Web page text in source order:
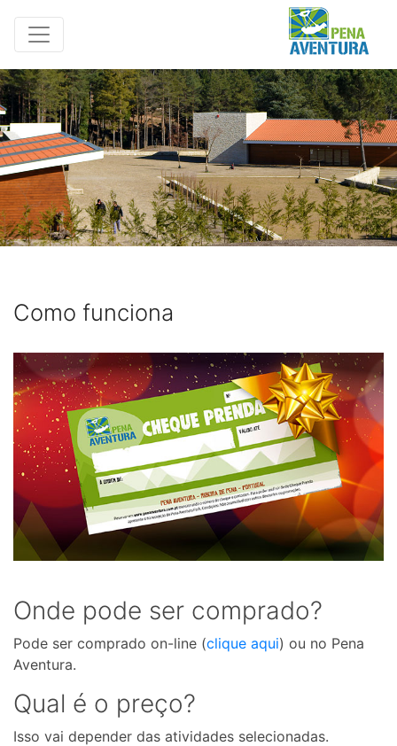
Como funciona
Onde pode ser comprado?
Pode ser comprado on-line (clique aqui) ou no Pena
Aventura.
Qual é o preço?
Isso vai depender das atividades selecionadas.